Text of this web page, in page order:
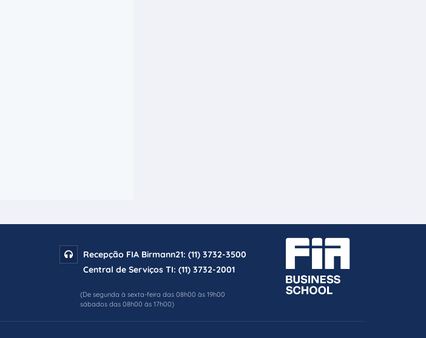
Recepção FIA Birmann21:(11) 3732-3500
Central de Serviços TI:(11) 3732-2001
(De segunda à sexta-feira das 08h00 às 19h00
sábados das 08h00 às 17h00)